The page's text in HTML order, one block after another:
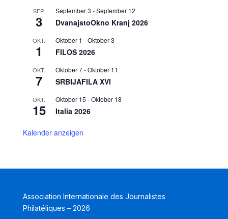
SEP.
3
September 3 -September 12
DvanajstoOkno Kranj 2026
OKT.
1
Oktober 1 -Oktober 3
FILOS 2026
OKT.
7
Oktober 7-Oktober 11
SRBIJAFILA XVI
OKT.
15
Oktober 15 -Oktober 18
Italia 2026
Kalender anzeigen
Association Internationale des Journalistes
Philatéliques – 2026